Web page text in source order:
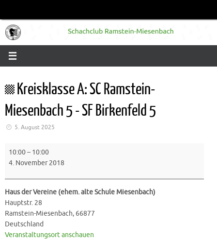
springen
Kreisklasse A: SC Ramstein-
Miesenbach 5 - SF Birkenfeld 5
5. August 2025
Kreisklasse
Ramstein-
Miesenbach
5
-
SF
Birkenfeld
10:00– 10:00
4. November 2018
Haus der Vereine (ehem. alte Schule Miesenbach)
Hauptstr. 28
Ramstein-Miesenbach, 66877
Deutschland
Veranstaltungsort anschauen